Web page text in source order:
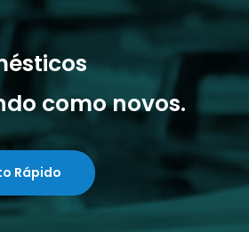
como novos.
Rápido